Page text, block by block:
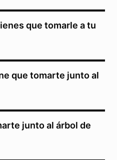
que tomarle a tu
que tomarte junto al
junto al árbol de